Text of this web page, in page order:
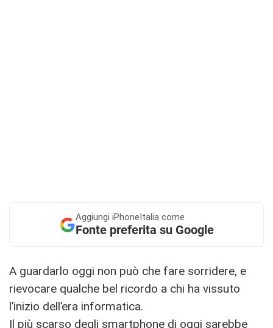
Aggiungi iPhoneItalia come
Fonte preferita su Google
A guardarlo oggi non può che fare sorridere, e
rievocare qualche bel ricordo a chi ha vissuto
l’inizio dell’era informatica.
Il più scarso degli smartphone di oggi sarebbe